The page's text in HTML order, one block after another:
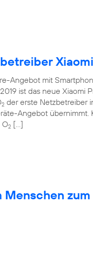
Angebot mit
ist das neue Xiaomi
2 der erste Netzbetreiber
Angebot übernimmt.
O2 […]
Menschen